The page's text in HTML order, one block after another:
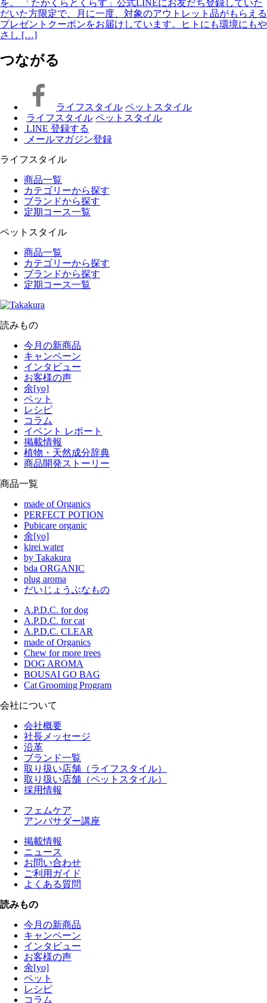
を。 「たかくらとくらす」公式LINEにお友だち登録していた
だいた方限定で、月に一度、対象のアウトレット品がもらえる
プレゼントクーポンをお届けしています。ヒトにも環境にもや
さし […]
つながる
ライフスタイル ペットスタイル
ライフスタイル ペットスタイル
LINE 登録する
メールマガジン登録
ライフスタイル
商品一覧
カテゴリーから探す
ブランドから探す
定期コース一覧
ペットスタイル
商品一覧
カテゴリーから探す
ブランドから探す
定期コース一覧
読みもの
今月の新商品
キャンペーン
インタビュー
お客様の声
余[yo]
ペット
レシピ
コラム
イベント レポート
掲載情報
植物・天然成分辞典
商品開発ストーリー
商品一覧
made of Organics
PERFECT POTION
Pubicare organic
余[yo]
kirei water
by Takakura
bda ORGANIC
plug aroma
だいじょうぶなもの
A.P.D.C. for dog
A.P.D.C. for cat
A.P.D.C. CLEAR
made of Organics
Chew for more trees
DOG AROMA
BOUSAI GO BAG
Cat Grooming Program
会社について
会社概要
社長メッセージ
沿革
ブランド一覧
取り扱い店舗（ライフスタイル）
取り扱い店舗（ペットスタイル）
採用情報
フェムケア
アンバサダー講座
掲載情報
ニュース
お問い合わせ
ご利用ガイド
よくある質問
読みもの
今月の新商品
キャンペーン
インタビュー
お客様の声
余[yo]
ペット
レシピ
コラム